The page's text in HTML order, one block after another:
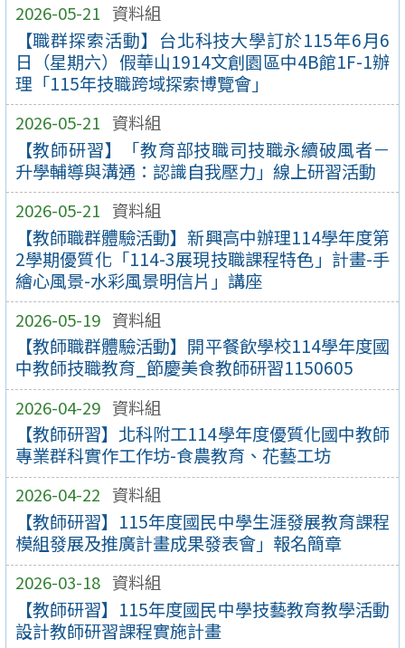
2026-05-21 資料組
【職群探索活動】台北科技大學訂於115年6月6
日（星期六）假華山1914文創園區中4B館1F-1辦
理「115年技職跨域探索博覽會」
2026-05-21 資料組
【教師研習】「教育部技職司技職永續破風者－
升學輔導與溝通：認識自我壓力」線上研習活動
2026-05-21 資料組
【教師職群體驗活動】新興高中辦理114學年度第
2學期優質化「114-3展現技職課程特色」計畫-手
繪心風景-水彩風景明信片」講座
2026-05-19 資料組
【教師職群體驗活動】開平餐飲學校114學年度國
中教師技職教育_節慶美食教師研習1150605
2026-04-29 資料組
【教師研習】北科附工114學年度優質化國中教師
專業群科實作工作坊-食農教育、花藝工坊
2026-04-22 資料組
【教師研習】115年度國民中學生涯發展教育課程
模組發展及推廣計畫成果發表會」報名簡章
2026-03-18 資料組
【教師研習】115年度國民中學技藝教育教學活動
設計教師研習課程實施計畫